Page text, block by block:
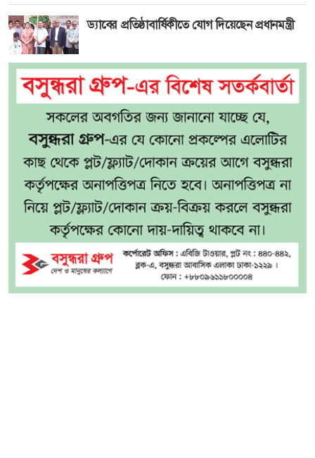
ড্যাবের প্রতিষ্ঠাবার্ষিকীতে যোগ দিয়েছেন প্রধানমন্ত্রী